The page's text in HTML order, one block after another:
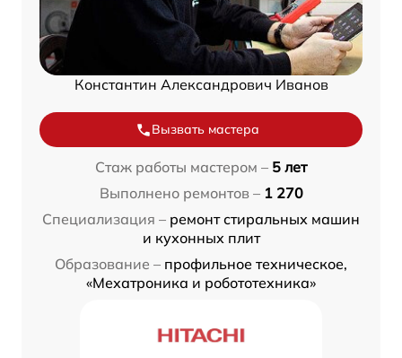
Константин Александрович Иванов
Вызвать мастера
Стаж работы мастером – 5 лет
Выполнено ремонтов – 1 270
Специализация – ремонт стиральных машин
и кухонных плит
Образование – профильное техническое,
«Мехатроника и робототехника»